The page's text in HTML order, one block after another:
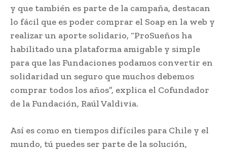
y que también es parte de la campaña, destacan
lo fácil que es poder comprar el Soap en la web y
realizar un aporte solidario, “ProSueños ha
habilitado una plataforma amigable y simple
para que las Fundaciones podamos convertir en
solidaridad un seguro que muchos debemos
comprar todos los años”, explica el Cofundador
de la Fundación, Raúl Valdivia.
Así es como en tiempos difíciles para Chile y el
mundo, tú puedes ser parte de la solución,